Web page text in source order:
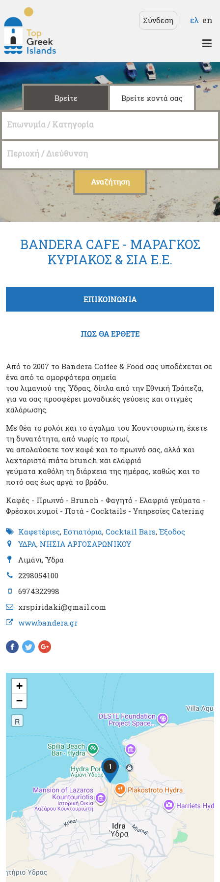
κυρίως περιεχόμενο
Top
Greek
Islands
Σύνδεση ελ en
Βρείτε Βρείτε κοντά σας
Επωνυμία / Κατηγορία
Περιοχή / Διεύθυνση
BANDERA CAFE - ΜΑΡΑΓΚΟΣ
ΚΥΡΙΑΚΟΣ & ΣΙΑ Ε.Ε.
Tabs group καταχώρησης
ΕΠΙΚΟΙΝΩΝΙΑ(ενεργή καρτέλα)
ΠΩΣ ΘΑ ΕΡΘΕΤΕ
Από το 2007 το Bandera Coffee & Food σας υποδέχεται σε
ένα από τα ομορφότερα σημεία
του λιμανιού της Ύδρας, δίπλα από την Εθνική Τράπεζα,
για να σας προσφέρει μοναδικές γεύσεις και στιγμές
χαλάρωσης.
Με θέα το ρολόι και το άγαλμα του Κουντουριώτη, έχετε
τη δυνατότητα, από νωρίς το πρωί,
να απολαύσετε τον καφέ και το πρωινό σας, αλλά και
λαχταριστά πιάτα brunch και ελαφριά
γεύματα καθόλη τη διάρκεια της ημέρας, καθώς και το
ποτό σας έως αργά το βράδυ.
Καφές - Πρωινό - Brunch - Φαγητό - Ελαφριά γεύματα -
Φρέσκοι χυμοί - Ποτά - Cocktails - Υπηρεσίες Catering
Καφετέριες, Εστιατόρια, Cocktail Bars,Έξοδος
ΥΔΡΑ, ΝΗΣΙΑ ΑΡΓΟΣΑΡΩΝΙΚΟΥ
Λιμάνι, Ύδρα
2298054100
6974322998
xrspiridaki@gmail.com
www.bandera.gr
1
+
−
R